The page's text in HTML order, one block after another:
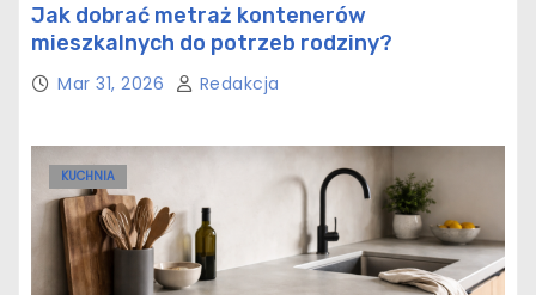
Jak dobrać metraż kontenerów
mieszkalnych do potrzeb rodziny?
Mar 31, 2026 Redakcja
KUCHNIA